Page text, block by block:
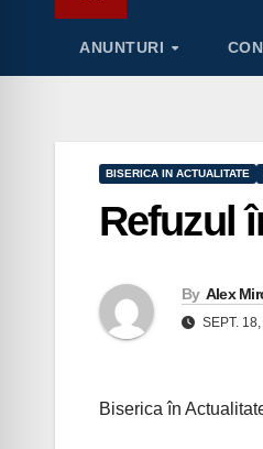
ANUNTURI
BISERICA IN ACTUALITATE
Refuzul
By Alex
SEPT.
Biserica în